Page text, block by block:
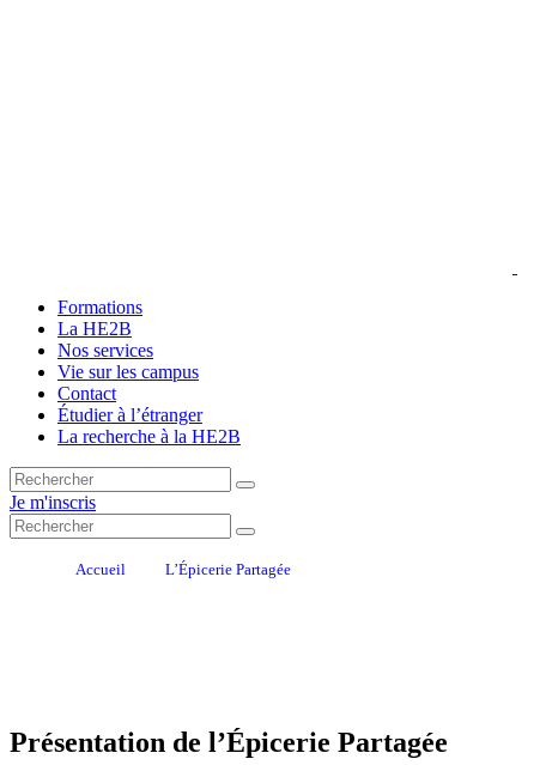
Formations
La HE2B
Nos services
Vie sur les campus
Contact
Étudier à l’étranger
La recherche à la HE2B
Je m'inscris
Accueil L’Épicerie Partagée
Présentation de l’Épicerie Partagée